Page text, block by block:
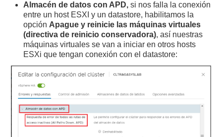
Almacén de datos con APD,si nos falla la conexión
entre un host ESXI y un datastore, habilitamos la
opción Apague y reinicie las máquinas virtuales
(directiva de reinicio conservadora), así nuestras
máquinas virtuales se van a iniciar en otros hosts
ESXi que tengan conexión con el datastore: